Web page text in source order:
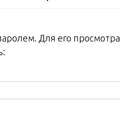
Для его просмотра